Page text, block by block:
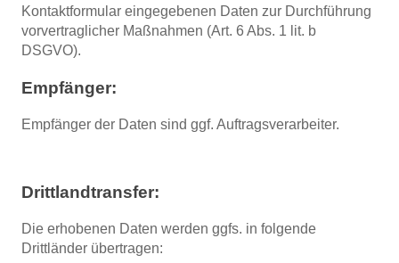
Kontaktformular eingegebenen Daten zur Durchführung
vorvertraglicher Maßnahmen (Art. 6 Abs. 1 lit. b
DSGVO).
Empfänger:
Empfänger der Daten sind ggf. Auftragsverarbeiter.
Drittlandtransfer:
Die erhobenen Daten werden ggfs. in folgende
Drittländer übertragen: